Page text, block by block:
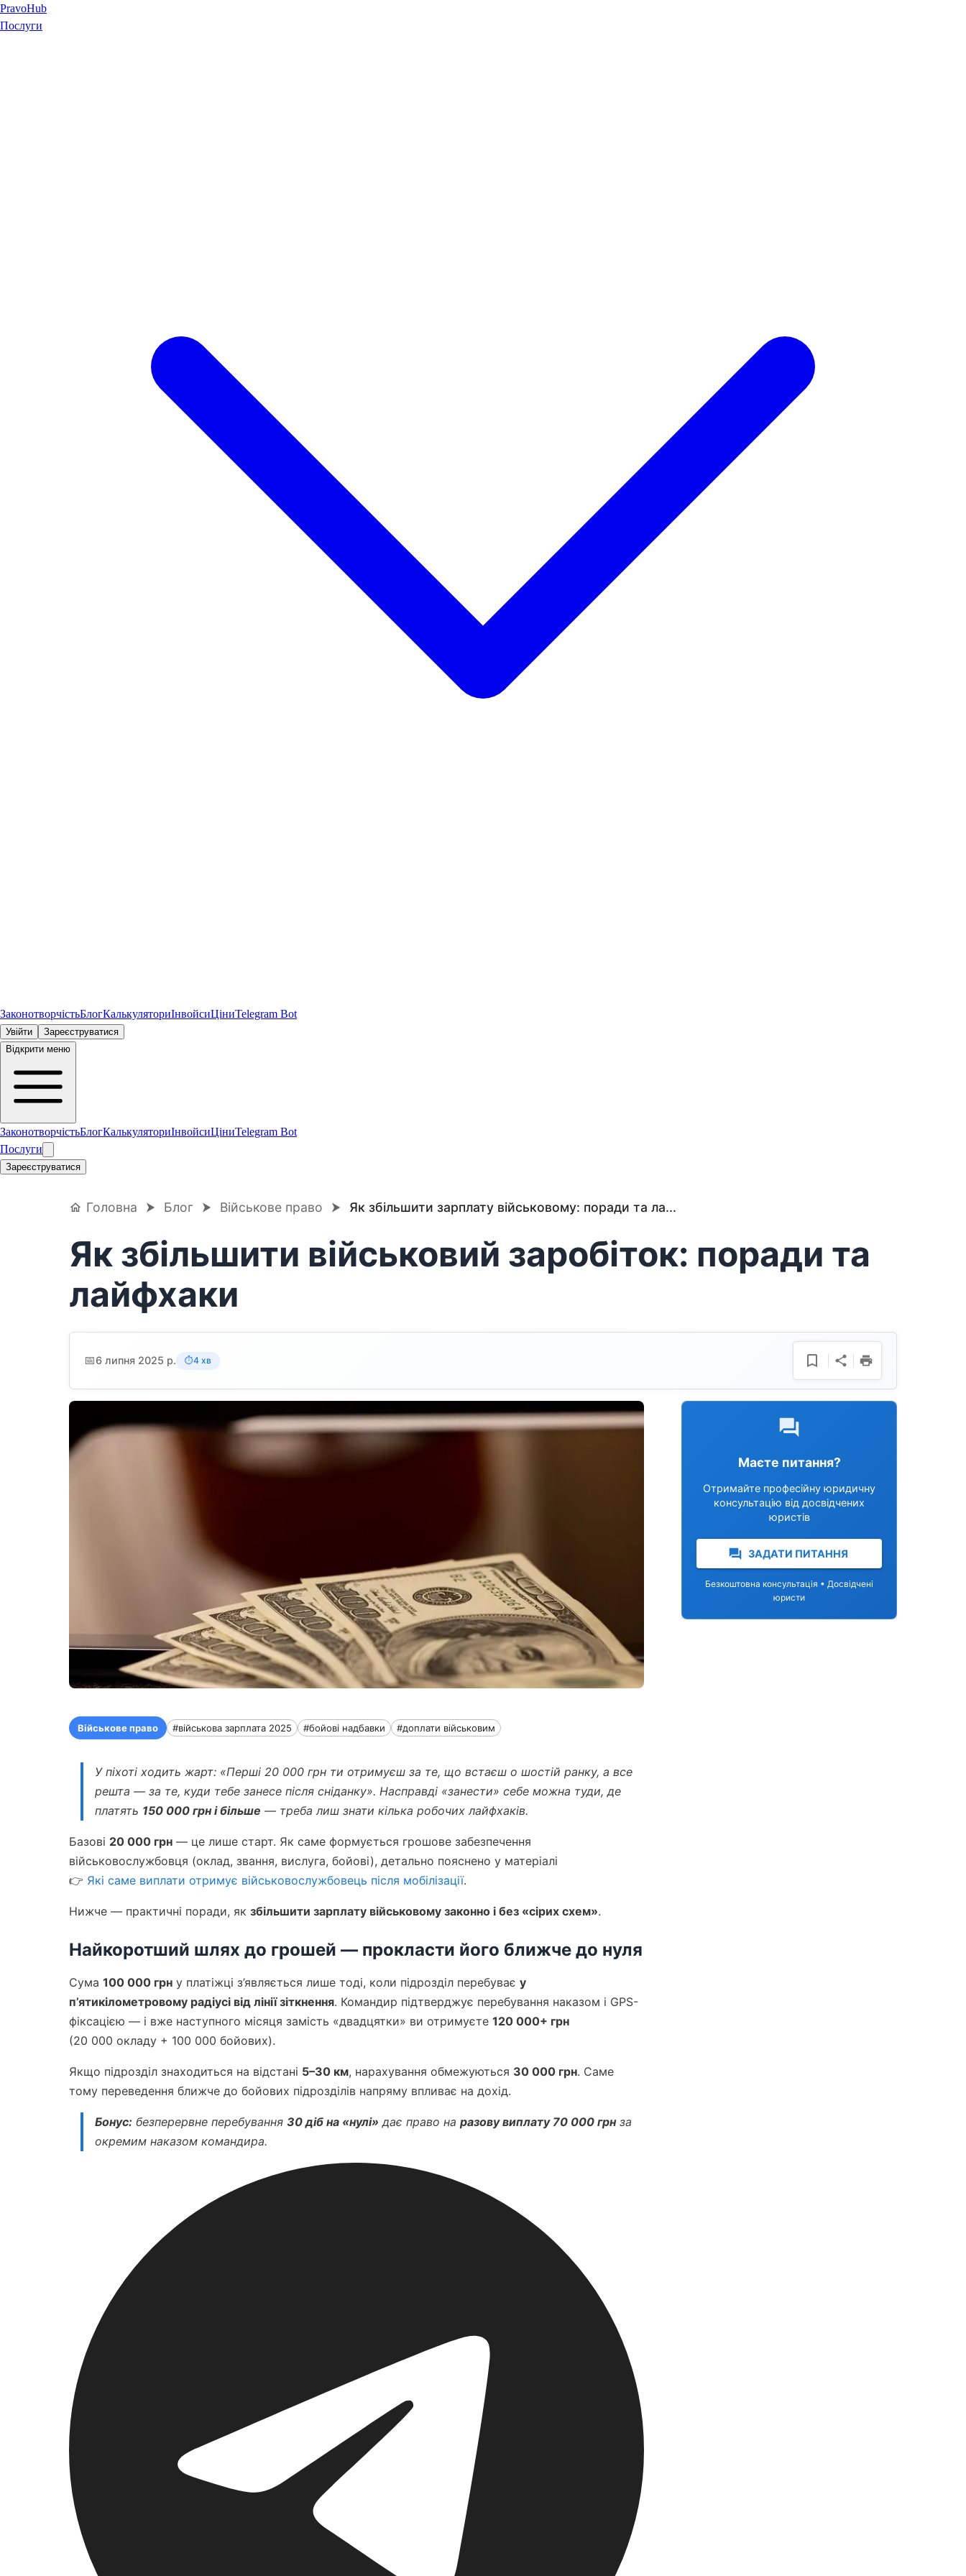
PravoHub
Послуги
ЗаконотворчістьБлогКалькуляториІнвойсиЦіниTelegram Bot
Увійти
Зареєструватися
Відкрити меню
ЗаконотворчістьБлогКалькуляториІнвойсиЦіниTelegram Bot
Послуги
Зареєструватися
Головна ⮞ Блог ⮞ Військове право ⮞ Як збільшити зарплату військовому: поради та ла...
Як збільшити військовий заробіток: поради та
лайфхаки
📅6 липня 2025 р. ⏱️4 хв
Військове право #військова зарплата 2025 #бойові надбавки #доплати військовим
У піхоті ходить жарт: «Перші 20 000 грн ти отримуєш за те, що встаєш о шостій ранку, а все
решта — за те, куди тебе занесе після сніданку». Насправді «занести» себе можна туди, де
платять 150 000 грн і більше — треба лиш знати кілька робочих лайфхаків.
Базові 20 000 грн — це лише старт. Як саме формується грошове забезпечення
військовослужбовця (оклад, звання, вислуга, бойові), детально пояснено у матеріалі
👉 Які саме виплати отримує військовослужбовець після мобілізації.
Нижче — практичні поради, як збільшити зарплату військовому законно і без «сірих схем».
Найкоротший шлях до грошей — прокласти його ближче до нуля
Сума 100 000 грн у платіжці з’являється лише тоді, коли підрозділ перебуває у
п’ятикілометровому радіусі від лінії зіткнення. Командир підтверджує перебування наказом і GPS-
фіксацією — і вже наступного місяця замість «двадцятки» ви отримуєте 120 000+ грн
(20 000 окладу + 100 000 бойових).
Якщо підрозділ знаходиться на відстані 5–30 км, нарахування обмежуються 30 000 грн. Саме
тому переведення ближче до бойових підрозділів напряму впливає на дохід.
Бонус: безперервне перебування 30 діб на «нулі» дає право на разову виплату 70 000 грнза
окремим наказом командира.
Маєте питання?
Отримайте професійну юридичну
консультацію від досвідчених
юристів
ЗАДАТИ ПИТАННЯ
Безкоштовна консультація • Досвідчені
юристи